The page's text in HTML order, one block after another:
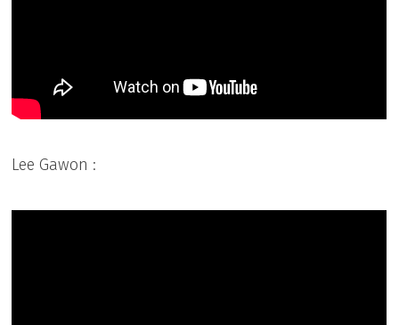
Lee Gawon :